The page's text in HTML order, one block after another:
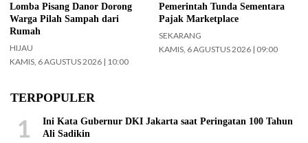
Lomba Pisang Danor Dorong
Warga Pilah Sampah dari
Rumah
HIJAU
KAMIS, 6 AGUSTUS 2026 | 10:00
Pemerintah Tunda Sementara
Pajak Marketplace
SEKARANG
KAMIS, 6 AGUSTUS 2026 | 09:00
TERPOPULER
1
Ini Kata Gubernur DKI Jakarta saat Peringatan 100 Tahun
Ali Sadikin